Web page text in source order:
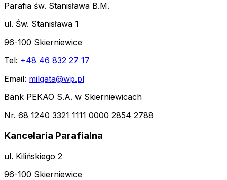
Parafia św. Stanisława B.M.
ul. Św. Stanisława 1
96-100 Skierniewice
Tel: +48 46 832 27 17
Email: milgata@wp.pl
Bank PEKAO S.A. w Skierniewicach
Nr. 68 1240 3321 1111 0000 2854 2788
Kancelaria Parafialna
ul. Kilińskiego 2
96-100 Skierniewice